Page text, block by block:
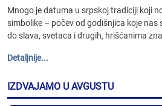
Mnogo je datuma u srpskoj tradiciji koji
simbolike – počev od godišnjica koje
do slava, svetaca i drugih, hrišćanima
Detaljnije...
IZDVAJAMO U AVGUSTU